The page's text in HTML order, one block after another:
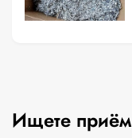
Ищете